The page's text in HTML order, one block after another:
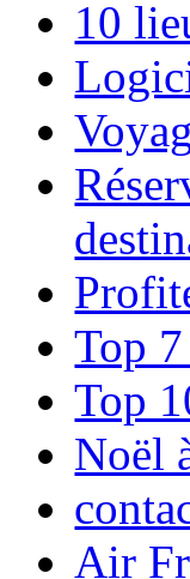
10
Top
Top
Noël
Air